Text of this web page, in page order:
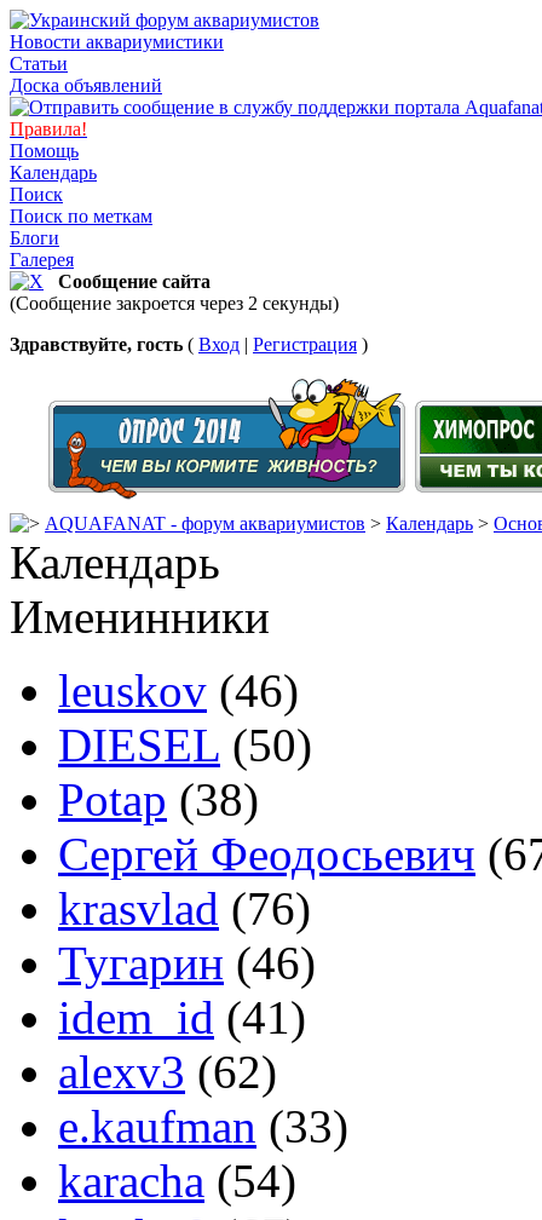
Новости аквариумистики
Статьи
Доска объявлений
Правила!
Помощь
Календарь
Поиск
Поиск по меткам
Блоги
Галерея
Сообщение сайта
(Сообщение закроется через 2 секунды)
Здравствуйте, гость ( Вход | Регистрация )
AQUAFANAT - форум аквариумистов > Календарь >
Календарь
Именинники
leuskov (46)
DIESEL (50)
Potap (38)
Сергей Феодосьевич
krasvlad (76)
Тугарин (46)
idem_id (41)
alexv3 (62)
e.kaufman (33)
karacha (54)